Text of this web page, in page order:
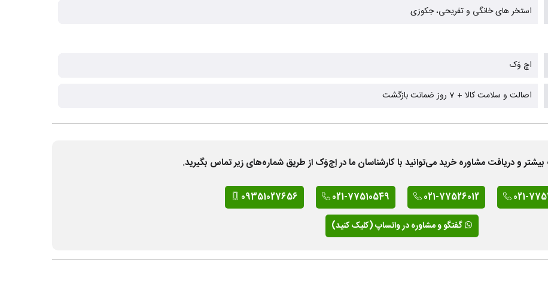
استخر های خانگی و تفریحی، جکوزی
اچ وَک
اصالت و سلامت کالا + 7 روز ضمانت بازگشت
و دریافت مشاوره خرید می‌توانید با کارشناسان ما در اِچ‌وَک از طریق شماره‌های زیر تماس بگیرید.
021-
021-77526012
021-77510549
09351027656
گفتگو و مشاوره در واتساپ (کلیک کنید)